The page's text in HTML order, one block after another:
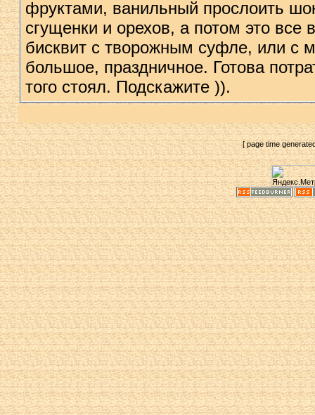
фруктами, ванильный прослоить
сгущенки и орехов, а потом это
бисквит с творожным суфле, или
большое, праздничное. Готова
того стоял. Подскажите )).
[ page time